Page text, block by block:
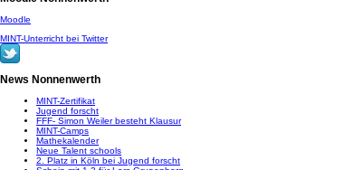
Moodle
MINT-Unterricht bei Twitter
News Nonnenwerth
MINT-Zertifikat
Jugend forscht
FFF- Simon Weiler besteht Klausur
MINT-Camps
Mathekalender
Neue Talent schools
2. Platz in Köln bei Jugend forscht